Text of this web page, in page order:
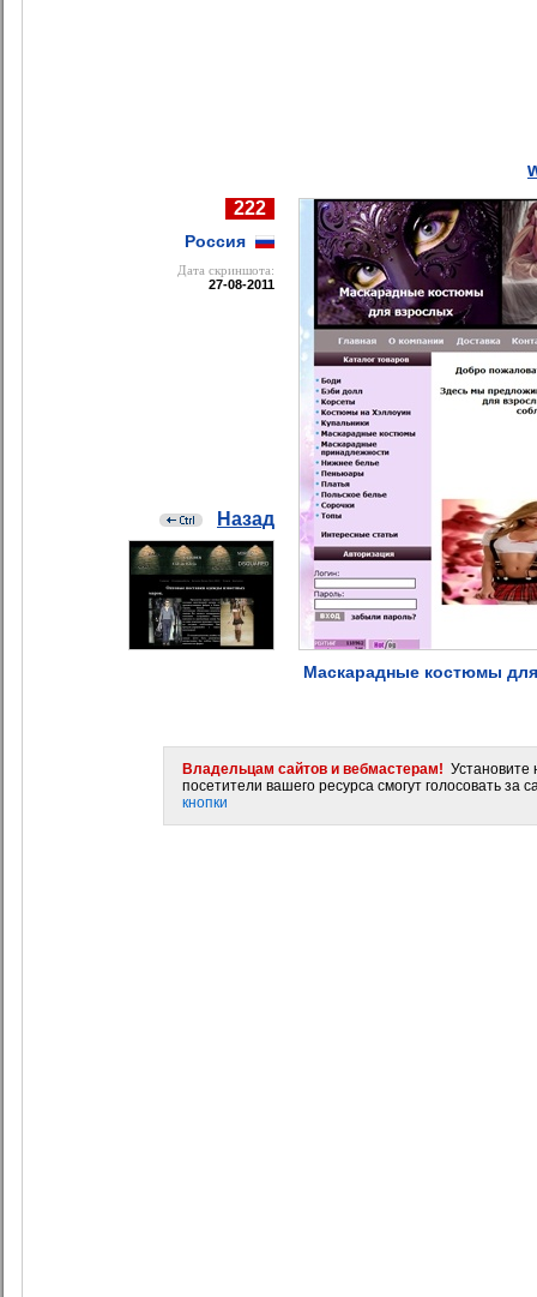
222
Россия
Дата cкриншота:
27-08-2011
Назад
Маскарадные костюмы
Владельцам сайтов и вебмастерам! Установите
посетители вашего ресурса смогут голосовать за
кнопки